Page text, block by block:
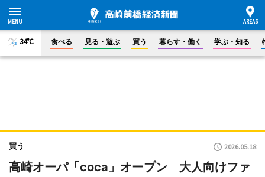
34°C 食べる 見る・遊ぶ 買う 暮らす・働く 学ぶ・知る
買う 2026.05.18
高崎オーパ「coca」オープン 大人向けファ